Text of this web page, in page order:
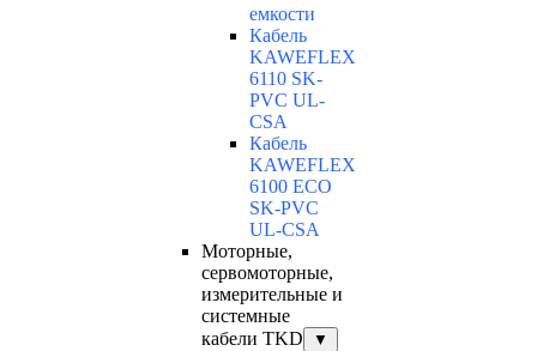
емкости
Кабель
KAWEFLEX
6110 SK-
PVC UL-
CSA
Кабель
KAWEFLEX
6100 ECO
SK-PVC
UL-CSA
Моторные,
сервомоторные,
измерительные и
системные
кабели TKD
▼